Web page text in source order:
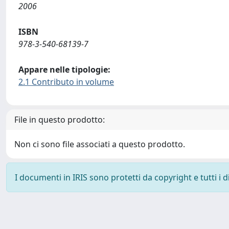
2006
ISBN
978-3-540-68139-7
Appare nelle tipologie:
2.1 Contributo in volume
File in questo prodotto:
Non ci sono file associati a questo prodotto.
I documenti in IRIS sono protetti da copyright e tutti i